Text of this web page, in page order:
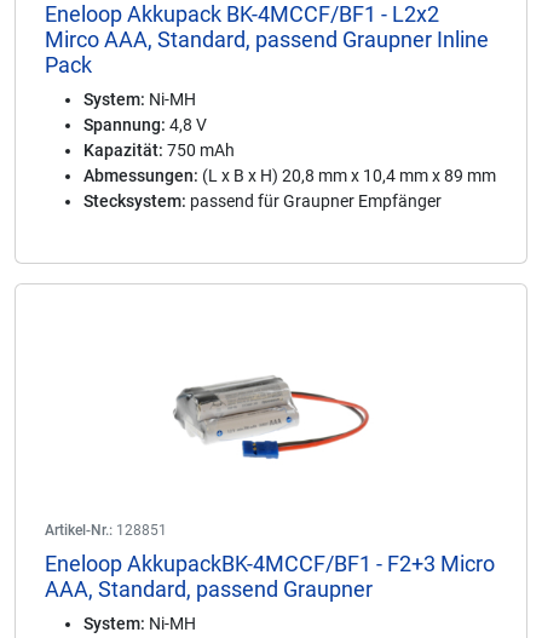
Eneloop Akkupack BK-4MCCF/BF1 - L2x2
Mirco AAA, Standard, passend Graupner Inline
Pack
System: Ni-MH
Spannung: 4,8 V
Kapazität: 750 mAh
Abmessungen: (L x B x H) 20,8 mm x 10,4 mm x 89 mm
Stecksystem: passend für Graupner Empfänger
Artikel-Nr.: 128851
Eneloop AkkupackBK-4MCCF/BF1 - F2+3 Micro
AAA, Standard, passend Graupner
System: Ni-MH